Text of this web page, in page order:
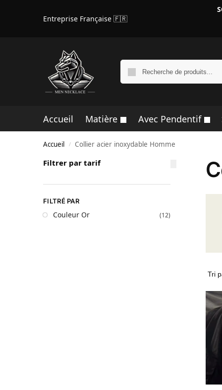
Entreprise Française 🇫🇷
Accueil Matière Avec Pendentif
Accueil / Collier acier inoxydable Homme
Filtrer par tarif
FILTRÉ PAR
Couleur Or (12)